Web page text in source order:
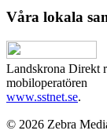
Våra lokala
Landskrona Direkt
mobiloperatören
www.sstnet.se.
© 2026 Zebra